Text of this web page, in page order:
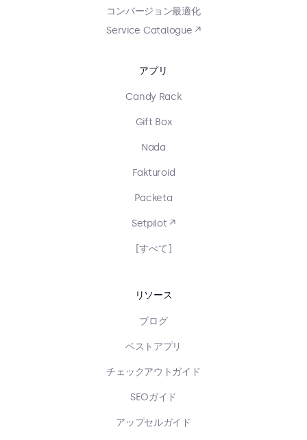
コンバージョン最適化
Service Catalogue ↗
アプリ
Candy Rack
Gift Box
Nada
Fakturoid
Packeta
Setpilot ↗
[すべて]
リソース
ブログ
ベストアプリ
チェックアウトガイド
SEOガイド
アップセルガイド